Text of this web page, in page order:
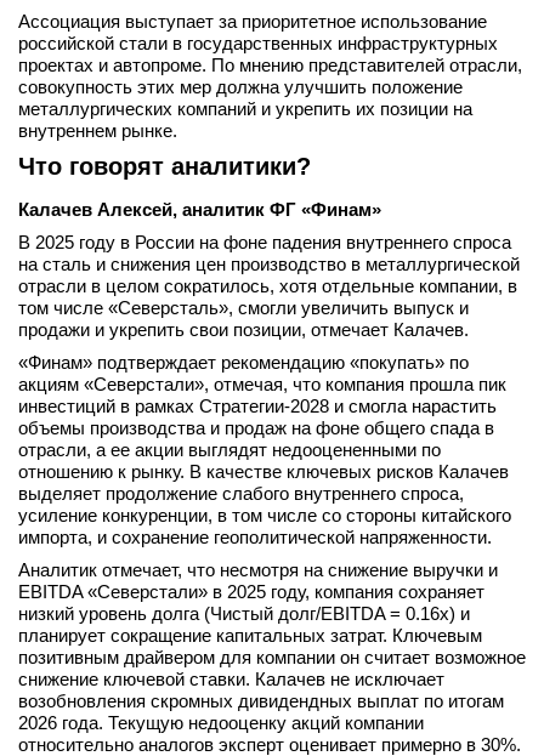
Ассоциация выступает за приоритетное использование
российской стали в государственных инфраструктурных
проектах и автопроме. По мнению представителей отрасли,
совокупность этих мер должна улучшить положение
металлургических компаний и укрепить их позиции на
внутреннем рынке.
Что говорят аналитики?
Калачев Алексей, аналитик ФГ «Финам»
В 2025 году в России на фоне падения внутреннего спроса
на сталь и снижения цен производство в металлургической
отрасли в целом сократилось, хотя отдельные компании, в
том числе «Северсталь», смогли увеличить выпуск и
продажи и укрепить свои позиции, отмечает Калачев.
«Финам» подтверждает рекомендацию «покупать» по
акциям «Северстали», отмечая, что компания прошла пик
инвестиций в рамках Стратегии-2028 и смогла нарастить
объемы производства и продаж на фоне общего спада в
отрасли, а ее акции выглядят недооцененными по
отношению к рынку. В качестве ключевых рисков Калачев
выделяет продолжение слабого внутреннего спроса,
усиление конкуренции, в том числе со стороны китайского
импорта, и сохранение геополитической напряженности.
Аналитик отмечает, что несмотря на снижение выручки и
EBITDA «Северстали» в 2025 году, компания сохраняет
низкий уровень долга (Чистый долг/EBITDA = 0.16х) и
планирует сокращение капитальных затрат. Ключевым
позитивным драйвером для компании он считает возможное
снижение ключевой ставки. Калачев не исключает
возобновления скромных дивидендных выплат по итогам
2026 года. Текущую недооценку акций компании
относительно аналогов эксперт оценивает примерно в 30%.